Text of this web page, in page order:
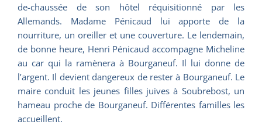
de-chaussée de son hôtel réquisitionné par les
Allemands. Madame Pénicaud lui apporte de la
nourriture, un oreiller et une couverture. Le lendemain,
de bonne heure, Henri Pénicaud accompagne Micheline
au car qui la ramènera à Bourganeuf. Il lui donne de
l’argent. Il devient dangereux de rester à Bourganeuf. Le
maire conduit les jeunes filles juives à Soubrebost, un
hameau proche de Bourganeuf. Différentes familles les
accueillent.